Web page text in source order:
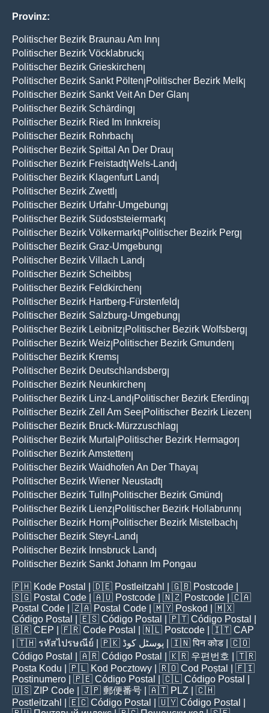
Provinz:
Politischer Bezirk Braunau Am Inn
Politischer Bezirk Vöcklabruck
Politischer Bezirk Grieskirchen
Politischer Bezirk Sankt Pölten Politischer Bezirk Melk
Politischer Bezirk Sankt Veit An Der Glan
Politischer Bezirk Schärding
Politischer Bezirk Ried Im Innkreis
Politischer Bezirk Rohrbach
Politischer Bezirk Spittal An Der Drau
Politischer Bezirk Freistadt|Wels-Land
Politischer Bezirk Klagenfurt Land
Politischer Bezirk Zwettl
Politischer Bezirk Urfahr-Umgebung
Politischer Bezirk Südoststeiermark
Politischer Bezirk Völkermarkt| Politischer Bezirk Perg
Politischer Bezirk Graz-Umgebung
Politischer Bezirk Villach Land
Politischer Bezirk Scheibbs
Politischer Bezirk Feldkirchen
Politischer Bezirk Hartberg-Fürstenfeld
Politischer Bezirk Salzburg-Umgebung
Politischer Bezirk Leibnitz Politischer Bezirk Wolfsberg
Politischer Bezirk Weiz Politischer Bezirk Gmunden
Politischer Bezirk Krems
Politischer Bezirk Deutschlandsberg
Politischer Bezirk Neunkirchen
Politischer Bezirk Linz-Land Politischer Bezirk Eferding
Politischer Bezirk Zell Am See Politischer Bezirk Liezen
Politischer Bezirk Bruck-Mürzzuschlag
Politischer Bezirk Murtal
Politischer Bezirk Hermagor
Politischer Bezirk Amstetten
Politischer Bezirk Waidhofen An Der Thaya
Politischer Bezirk Wiener Neustadt|
Politischer Bezirk Tulln Politischer Bezirk Gmünd
Politischer Bezirk Lienz Politischer Bezirk Hollabrunn
Politischer Bezirk Horn Politischer Bezirk Mistelbach
Politischer Bezirk Steyr-Land
Politischer Bezirk Innsbruck Land
Politischer Bezirk Sankt Johann Im Pongau
🇵🇭 Kode Postal | 🇩🇪 Postleitzahl | 🇬🇧 Postcode
🇸🇬 Postal Code | 🇦🇺 Postcode | 🇳🇿 Postcode | 🇨🇦
Postal Code | 🇿🇦 Postal Code | 🇲🇾 Poskod
| 🇲🇽
Código Postal
| 🇪🇸 Código Postal | 🇵🇹 Código Postal
🇧🇷 CEP | 🇫🇷 Code Postal | 🇳🇱 Postcode | 🇮🇹 CAP
| 🇹🇭 รหัสไปรษณีย์ | 🇵🇰 پوسٹل کوڈ | 🇮🇳पिन कोड | 🇨🇴
Código Postal
| 🇦🇷 Código Postal | 🇰🇷 우편번호
| 🇹🇷
Posta Kodu | 🇵🇱 Kod Pocztowy | 🇷🇴 Cod Poștal
| 🇫🇮
Postinumero | 🇵🇪 Código Postal | 🇨🇱 Código Postal
🇺🇸 ZIP Code | 🇯🇵 郵便番号 | 🇦🇹 PLZ | 🇨🇭
Postleitzahl
| 🇪🇨 Código Postal | 🇺🇾 Código Postal